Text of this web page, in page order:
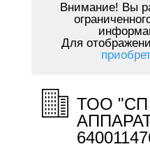
Внимание! Вы
Для
ТОО "СП